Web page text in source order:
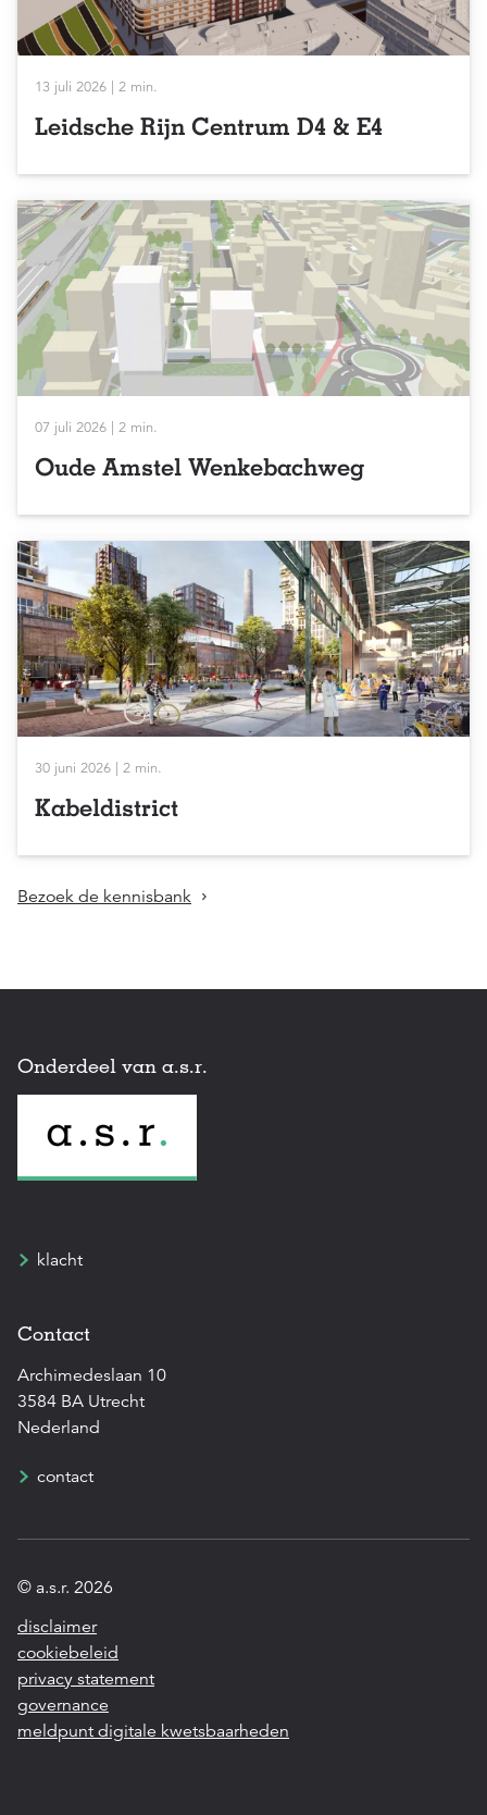
13 juli 2026 | 2 min.
Leidsche Rijn Centrum D4 & E4
07 juli 2026 | 2 min.
Oude Amstel Wenkebachweg
30 juni 2026 | 2 min.
Kabeldistrict
Bezoek de kennisbank
Onderdeel van a.s.r.
klacht
Contact
Archimedeslaan 10
3584 BA Utrecht
Nederland
contact
© a.s.r. 2026
disclaimer
cookiebeleid
privacy statement
governance
meldpunt digitale kwetsbaarheden